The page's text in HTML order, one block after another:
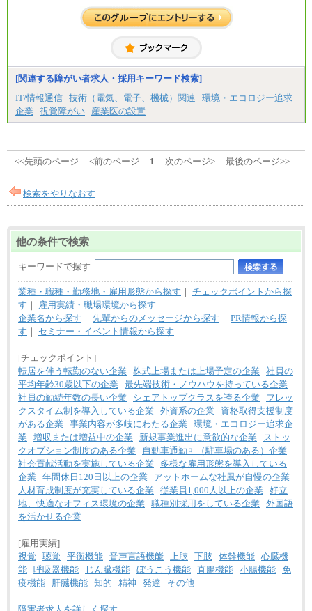
※試用期間中も給与に変更はございません。
＜募集各社・全職種共通＞
月給21万円以上～
※試用期間中の給与に変更はありません。
ます。
[関連する障がい者求人・採用キーワード検索]
IT/情報通信 技術（電気、電子、機械）関連
環境・エコロジー追求
企業
視覚障がい 産業医の設置
<<先頭のページ <前のページ 1 次のページ> 最後のページ>>
検索をやりなおす
他の条件で検索
キーワードで探す
業種・職種・勤務地・雇用形態から探す ｜ チェックポイントから探
す ｜
雇用実績・職場環境から探す
企業名から探す ｜ 先輩からのメッセージから探す ｜ PR情報から探
す ｜ セミナー・イベント情報から探す
[チェックポイント]
転居を伴う転勤のない企業 株式上場または上場予定の企業 社員の
平均年齢30歳以下の企業 最先端技術・ノウハウを持っている企業
社員の勤続年数の長い企業
シェアトップクラスを誇る企業
フレッ
クスタイム制を導入している企業 外資系の企業
資格取得支援制度
がある企業 事業内容が多岐にわたる企業 環境・エコロジー追求企
業 増収または増益中の企業 新規事業進出に意欲的な企業
ストッ
クオプション制度のある企業
自動車通勤可（駐車場のある）企業
社会貢献活動を実施している企業
多様な雇用形態を導入している
企業 年間休日120日以上の企業
アットホームな社風が自慢の企業
人材育成制度が充実している企業 従業員1,000人以上の企業 好立
地、快適なオフィス環境の企業 職種別採用をしている企業 外国語
を活かせる企業
[雇用実績]
視覚
聴覚 平衡機能 音声言語機能 上肢 下肢 体幹機能 心臓機
能 呼吸器機能 じん臓機能 ぼうこう機能 直腸機能 小腸機能 免
疫機能
肝臓機能 知的 精神 発達 その他